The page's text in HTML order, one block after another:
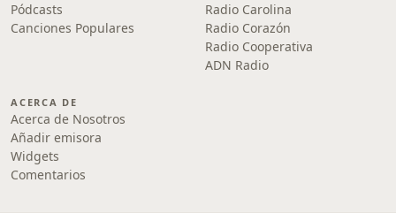
Pódcasts
Canciones Populares
Radio Carolina
Radio Corazón
Radio Cooperativa
ADN Radio
ACERCA DE
Acerca de Nosotros
Añadir emisora
Widgets
Comentarios